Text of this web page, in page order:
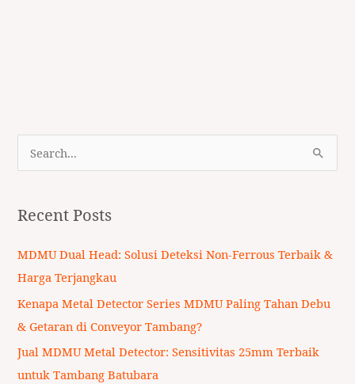
r
c
h
:
Recent Posts
MDMU Dual Head: Solusi Deteksi Non-Ferrous Terbaik &
Harga Terjangkau
Kenapa Metal Detector Series MDMU Paling Tahan Debu
& Getaran di Conveyor Tambang?
Jual MDMU Metal Detector: Sensitivitas 25mm Terbaik
untuk Tambang Batubara